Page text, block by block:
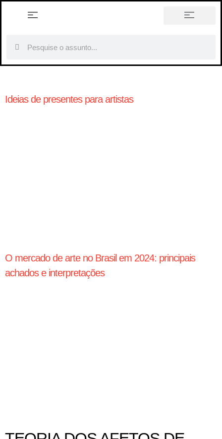
Ideias de presentes para artistas
O mercado de arte no Brasil em 2024: principais
achados e interpretações